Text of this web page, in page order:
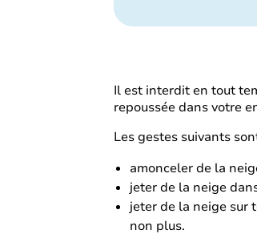
Il est interdit en tout
repoussée dans votre
Les gestes suivants
amonceler de la
jeter de la neige
jeter de la neige sur
non plus.